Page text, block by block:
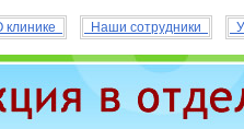
клинике Наши сотрудники